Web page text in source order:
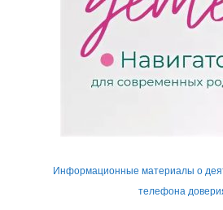
Информационные материалы о
телефона